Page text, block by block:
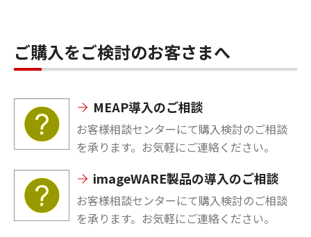
ご購入をご検討のお客さまへ
MEAP導入のご相談
お客様相談センターにて購入検討のご相談
を承ります。お気軽にご連絡ください。
imageWARE製品の導入のご相談
お客様相談センターにて購入検討のご相談
を承ります。お気軽にご連絡ください。